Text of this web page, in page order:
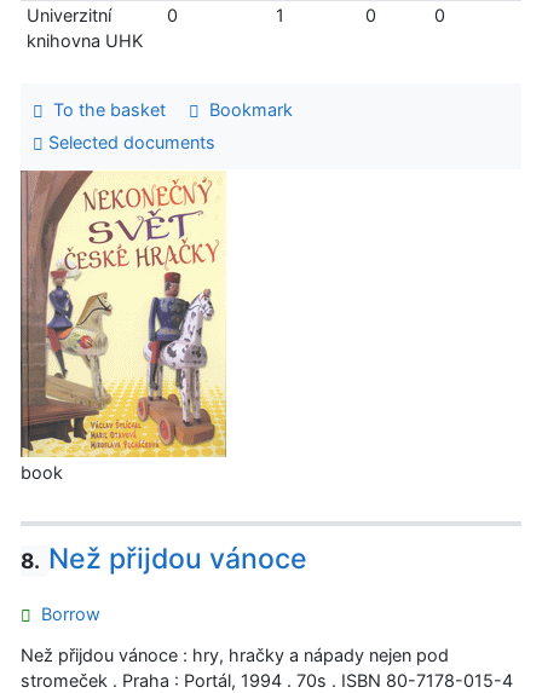
Univerzitní
knihovna UHK
0 1 0 0
To the basket
Bookmark
Selected documents
book
8. Než přijdou vánoce
Borrow
Než přijdou vánoce : hry, hračky a nápady nejen pod
stromeček . Praha : Portál, 1994 . 70s . ISBN 80-7178-015-4